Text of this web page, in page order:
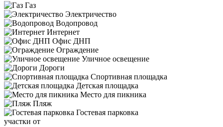
Газ
Электричество
Водопровод
Интернет
Офис ДНП
Ограждение
Уличное освещение
Дороги
Спортивная площадка
Детская площадка
Место для пикника
Пляж
Гостевая парковка
участки от